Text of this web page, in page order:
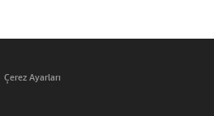
Çerez Ayarları